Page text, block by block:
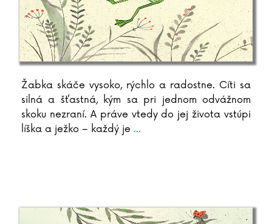
Žabka skáče vysoko, rýchlo a radostne. Cíti sa
silná a šťastná, kým sa pri jednom odvážnom
skoku nezraní. A práve vtedy do jej života vstúpi
líška a ježko – každý je ...